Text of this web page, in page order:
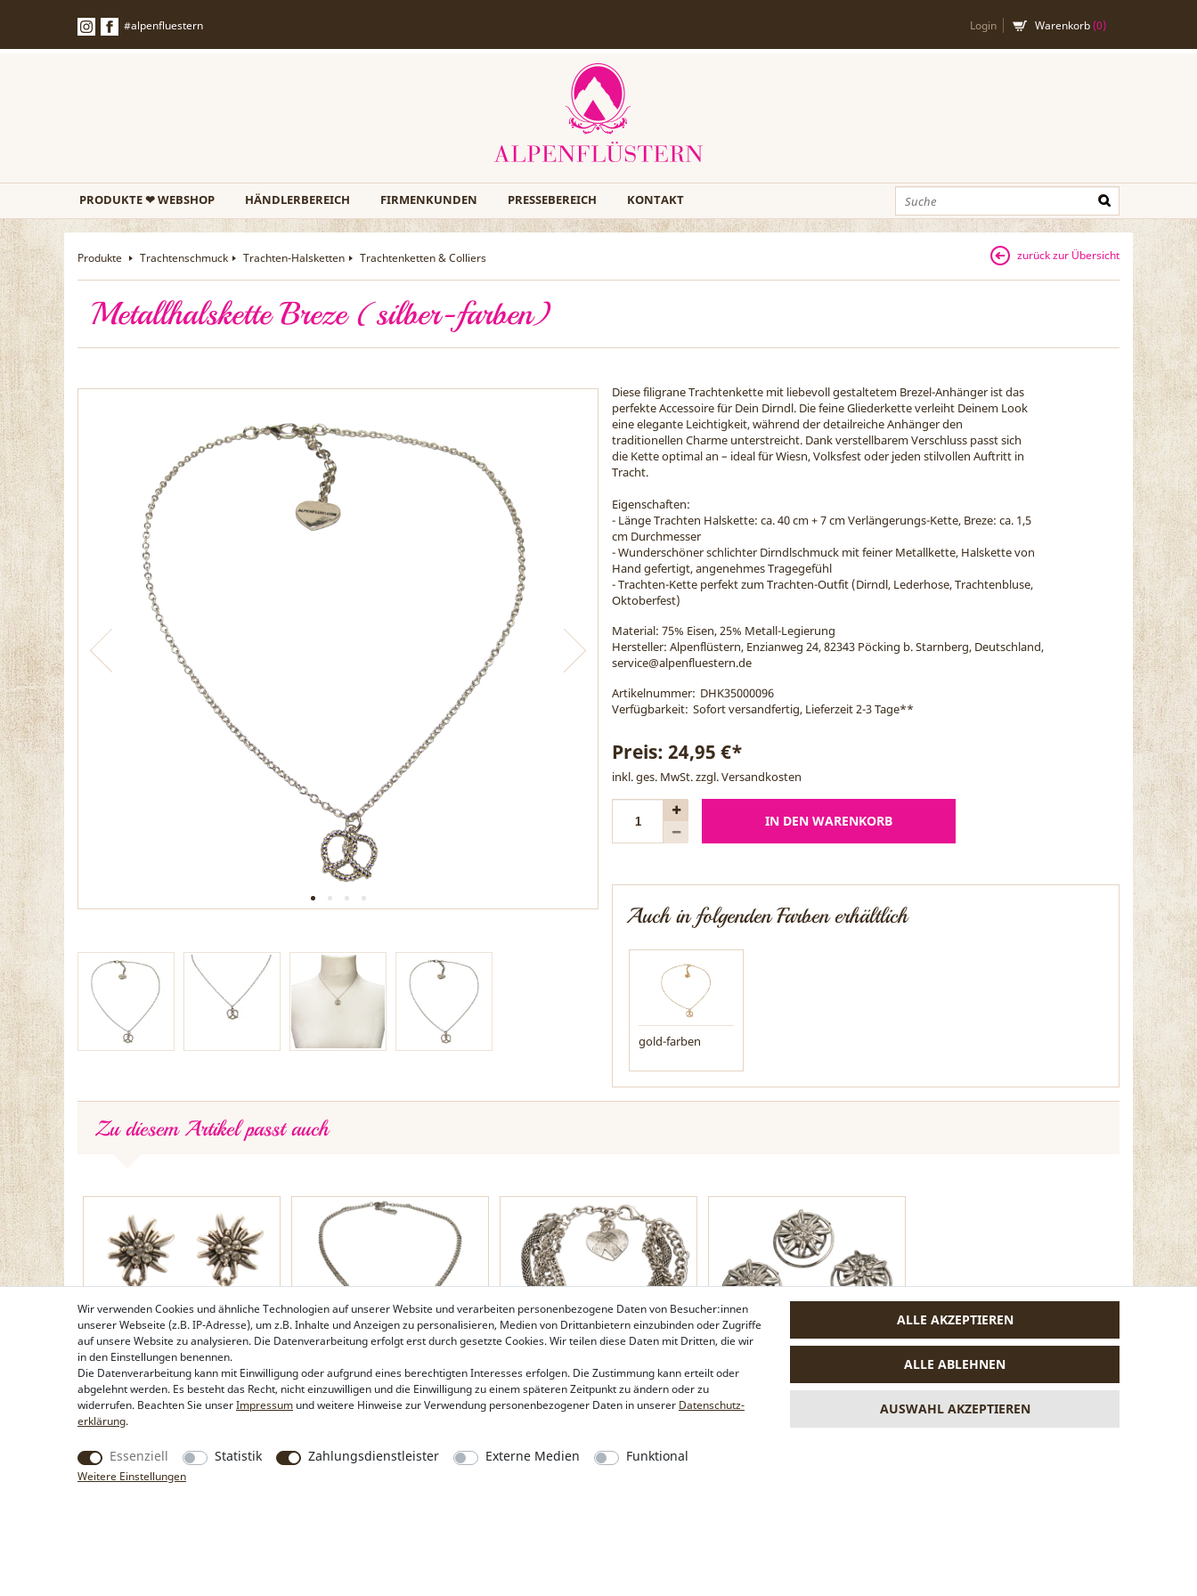
#alpenfluestern Login Warenkorb(0)
PRODUKTE ❤ WEBSHOP HÄNDLERBEREICH FIRMENKUNDEN PRESSEBEREICH KONTAKT
Produkte Trachtenschmuck Trachten-Halsketten Trachtenketten & Colliers
Metallhalskette Breze (silber-farben)
Diese filigrane Trachtenkette mit liebevoll gestaltetem Brezel-Anhänger ist das
perfekte Accessoire für Dein Dirndl. Die feine Gliederkette verleiht Deinem Look
eine elegante Leichtigkeit, während der detailreiche Anhänger den
traditionellen Charme unterstreicht. Dank verstellbarem Verschluss passt sich
die Kette optimal an – ideal für Wiesn, Volksfest oder jeden stilvollen Auftritt in
Tracht.
Eigenschaften:
- Länge Trachten Halskette: ca. 40 cm + 7 cm Verlängerungs-Kette, Breze: ca. 1,5
cm Durchmesser
- Wunderschöner schlichter Dirndlschmuck mit feiner Metallkette, Halskette von
Hand gefertigt, angenehmes Tragegefühl
- Trachten-Kette perfekt zum Trachten-Outfit (Dirndl, Lederhose, Trachtenbluse,
Oktoberfest)
Material: 75% Eisen, 25% Metall-Legierung
Hersteller: Alpenflüstern, Enzianweg 24, 82343 Pöcking b. Starnberg, Deutschland,
service@alpenfluestern.de
Artikelnummer: DHK35000096
Verfügbarkeit: Sofort versandfertig, Lieferzeit 2-3 Tage**
Preis: 24,95 €*
inkl. ges. MwSt. zzgl.Versandkosten
IN DEN WARENKORB
Auch in folgenden Farben erhältlich
gold-farben
Zu diesem Artikel passt auch
Ohrstecker Strass-Edelweiß-Herz
(antik-silber-farben)
Halskette Strass-Edelweiß (antik-
silber-farben)
Armkette Trachten-Anhänger
(antik-silber-farben)
Haar-Curlies Strass-Edelweiß 5-er
Set (antik-silber-farben)
zurück zur Übersicht
Wir verwenden Cookies und ähnliche Technologien auf unserer Website und verarbeiten personenbezogene Daten von Besucher:innen
unserer Webseite (z.B. IP-Adresse), um z.B. Inhalte und Anzeigen zu personalisieren, Medien von Drittanbietern einzubinden oder Zugriffe
auf unsere Website zu analysieren. Die Datenverarbeitung erfolgt erst durch gesetzte Cookies. Wir teilen diese Daten mit Dritten, die wir
in den Einstellungen benennen.
Die Datenverarbeitung kann mit Einwilligung oder aufgrund eines berechtigten Interesses erfolgen. Die Zustimmung kann erteilt oder
abgelehnt werden. Es besteht das Recht, nicht einzuwilligen und die Einwilligung zu einem späteren Zeitpunkt zu ändern oder zu
widerrufen. Beachten Sie unserImpressum und weitere Hinweise zur Verwendung personenbezogener Daten in unserer Daten­schutz­
erklärung.
Essenziell Statistik Zahlungsdienstleister Externe Medien Funktional
Weitere Einstellungen
ALLE AKZEPTIEREN
ALLE ABLEHNEN
AUSWAHL AKZEPTIEREN